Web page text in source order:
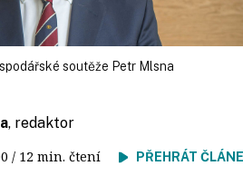
soutěže Petr Mlsna
, redaktor
/ 12 min. čtení PŘEHRÁT